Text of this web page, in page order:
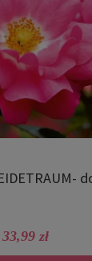
33,99 zł